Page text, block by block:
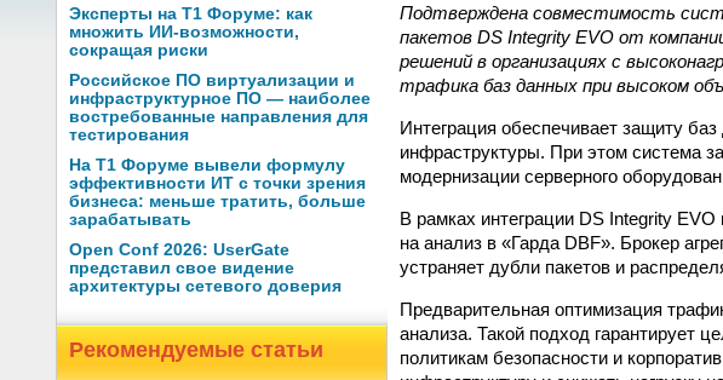
Эксперты на Т1 Форуме: как
множить ИИ-возможности,
сокращая риски
Российское ПО виртуализации и
инфраструктурное ПО — наиболее
востребованные направления для
тестирования
На Т1 Форуме вывели формулу
эффективности ИТ с точки зрения
бизнеса: меньше тратить, больше
зарабатывать
Open Conf 2026: UserGate
представил свое видение
архитектуры сетевого доверия
Рекомендуемые статьи
Подтверждена совместимость
пакетов DS Integrity EVO от
решений в организациях с
трафика баз данных при высоком
Интеграция обеспечивает защиту
инфраструктуры. При этом система
модернизации серверного
В рамках интеграции DS Integrity
на анализ в «Гарда DBF». Брокер
устраняет дубли пакетов и
Предварительная оптимизация
анализа. Такой подход гарантирует
политикам безопасности и